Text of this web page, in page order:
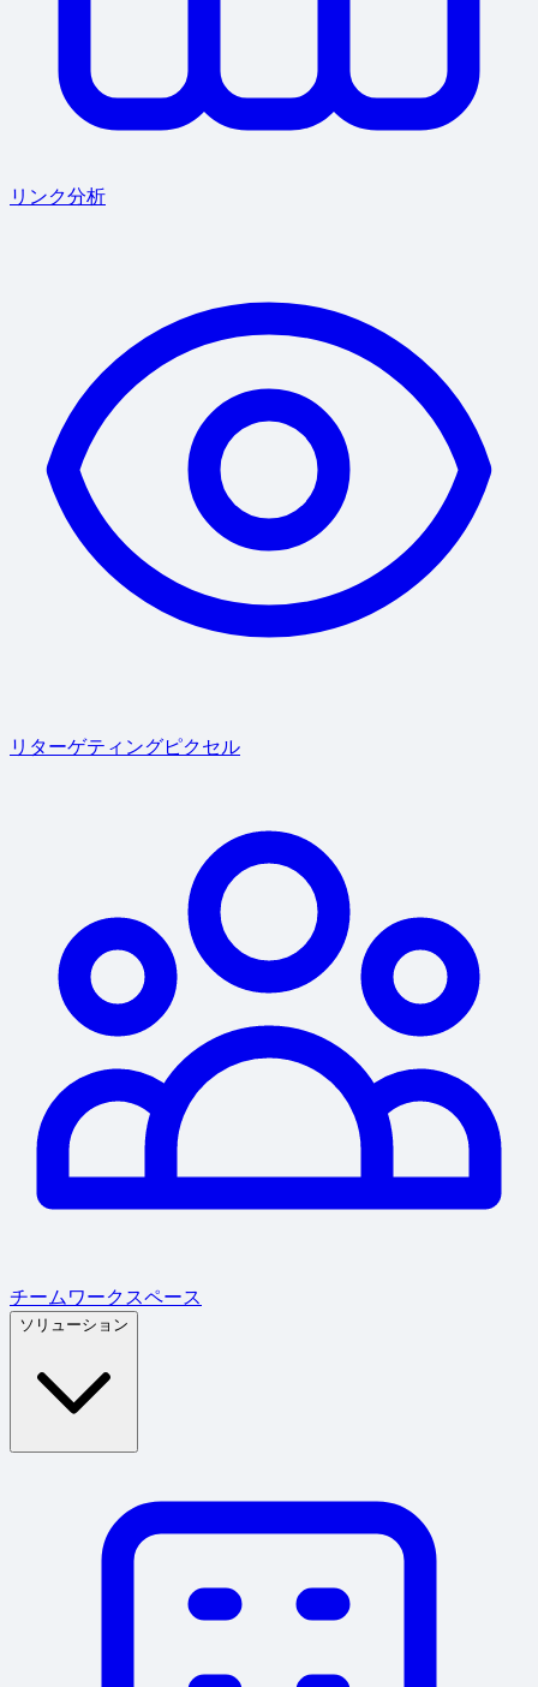
リンク分析
リターゲティングピクセル
チームワークスペース
ソリューション